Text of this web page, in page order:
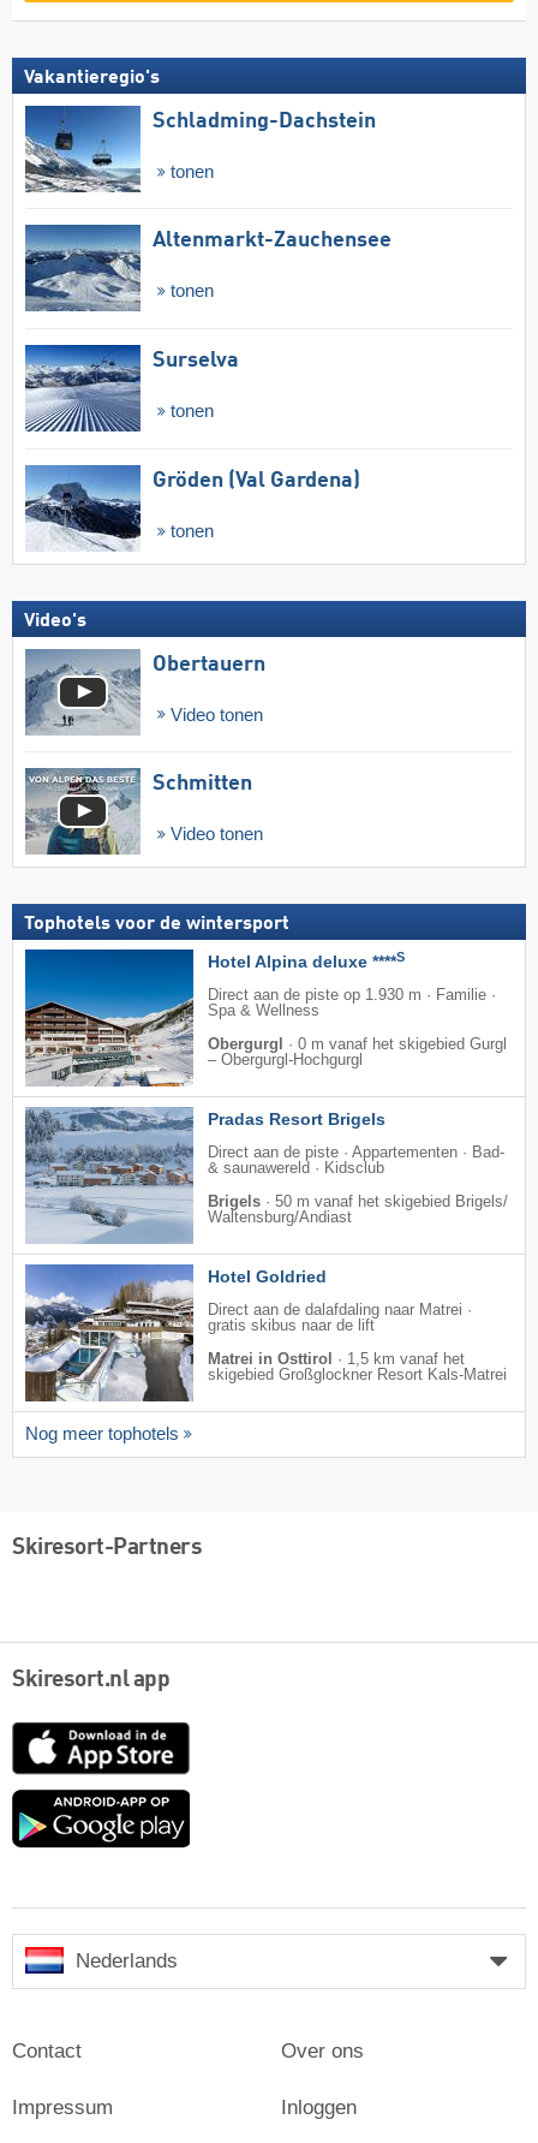
Vakantieregio's
Schladming-Dachstein
tonen
Altenmarkt-Zauchensee
tonen
Surselva
tonen
Gröden (Val Gardena)
tonen
Video's
Obertauern
Video tonen
Schmitten
Video tonen
Tophotels voor de wintersport
Hotel Alpina deluxe ****S
Direct aan de piste op 1.930 m · Familie ·
Spa & Wellness
Obergurgl
· 0 m vanaf het skigebied Gurgl
– Obergurgl-Hochgurgl
Pradas Resort Brigels
Direct aan de piste · Appartementen · Bad-
& saunawereld · Kidsclub
Brigels · 50 m vanaf het skigebied Brigels/​
Waltensburg/​Andiast
Hotel Goldried
Direct aan de dalafdaling naar Matrei ·
gratis skibus naar de lift
Matrei in Osttirol
· 1,5 km vanaf het
skigebied Großglockner Resort Kals-Matrei
Nog meer tophotels
Skiresort-Partners
Skiresort.nl app
App
Google
Nederlands
Contact
Impressum
Over ons
Inloggen